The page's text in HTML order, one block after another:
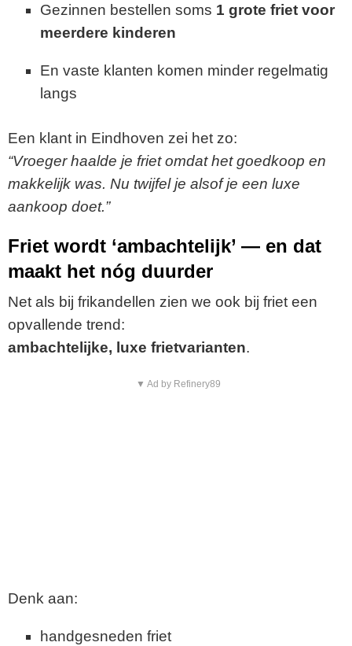
Gezinnen bestellen soms 1 grote friet voor
meerdere kinderen
En vaste klanten komen minder regelmatig
langs
Een klant in Eindhoven zei het zo:
“Vroeger haalde je friet omdat het goedkoop en
makkelijk was. Nu twijfel je alsof je een luxe
aankoop doet.”
Friet wordt ‘ambachtelijk’ — en dat
maakt het nóg duurder
Net als bij frikandellen zien we ook bij friet een
opvallende trend:
ambachtelijke, luxe frietvarianten.
▼ Ad by Refinery89
Denk aan:
handgesneden friet